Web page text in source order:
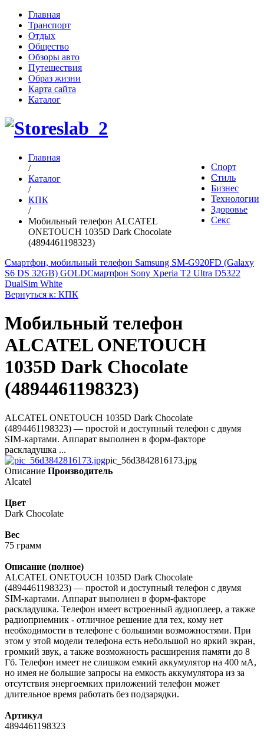
Главная
Транспорт
Отдых
Общество
Обзоры авто
Путешествия
Образ жизни
Карта сайта
Каталог
Спорт
Стиль
Бизнес
Технологии
Здоровье
Секс
Главная
/
Каталог
/
КПК
/
Мобильный телефон ALCATEL
ONETOUCH 1035D Dark Chocolate
(4894461198323)
Смартфон, мобильный телефон Samsung SM-G920FD (Galaxy
S6 DS 32GB) GOLDСмартфон Sony Xperia T2 Ultra D5322
DualSim White
Вернуться к: КПК
Мобильный телефон
ALCATEL ONETOUCH
1035D Dark Chocolate
(4894461198323)
ALCATEL ONETOUCH 1035D Dark Chocolate
(4894461198323) — простой и доступный телефон с двумя
SIM-картами. Аппарат выполнен в форм-факторе
раскладушка ...
pic_56d3842816173.jpg
Описание Производитель
Alcatel
Цвет
Dark Chocolate
Вес
75 грамм
Описание (полное)
ALCATEL ONETOUCH 1035D Dark Chocolate
(4894461198323) — простой и доступный телефон с двумя
SIM-картами. Аппарат выполнен в форм-факторе
раскладушка. Телефон имеет встроенный аудиоплеер, а также
радиоприемник - отличное решение для тех, кому нет
необходимости в телефоне с большими возможностями. При
этом у этой модели телефона есть небольшой но яркий экран,
громкий звук, а также возможность расширения памяти до 8
Гб. Телефон имеет не слишком емкий аккумулятор на 400 мА,
но имея не большие запросы на емкость аккумулятора из за
отсутствия энергоемких приложений телефон может
длительное время работать без подзарядки.
Артикул
4894461198323